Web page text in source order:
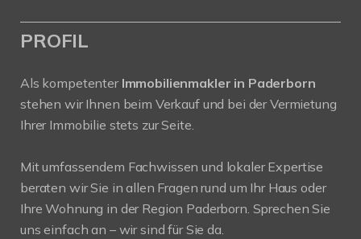
PROFIL
Als kompetenter Immobilienmakler in Paderborn
stehen wir Ihnen beim Verkauf und bei der Vermietung
Ihrer Immobilie stets zur Seite.
Mit umfassendem Fachwissen und lokaler Expertise
beraten wir Sie in allen Fragen rund um Ihr Haus oder
Ihre Wohnung in der Region Paderborn. Sprechen Sie
uns einfach an – wir sind für Sie da.